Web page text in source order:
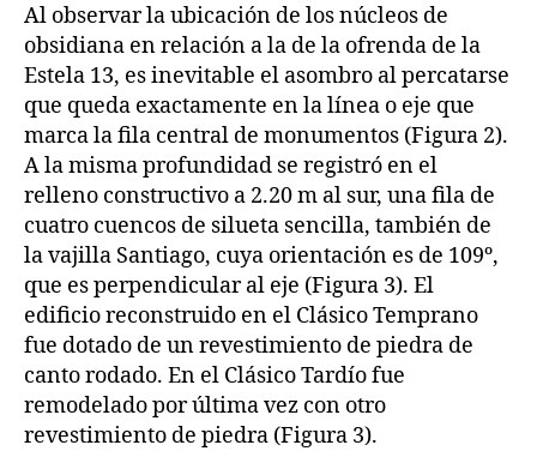
Al observar la ubicación de los núcleos de
obsidiana en relación a la de la ofrenda de la
Estela 13, es inevitable el asombro al percatarse
que queda exactamente en la línea o eje que
marca la fila central de monumentos (Figura 2).
A la misma profundidad se registró en el
relleno constructivo a 2.20 m al sur, una fila de
cuatro cuencos de silueta sencilla, también de
la vajilla Santiago, cuya orientación es de 109º,
que es perpendicular al eje (Figura 3). El
edificio reconstruido en el Clásico Temprano
fue dotado de un revestimiento de piedra de
canto rodado. En el Clásico Tardío fue
remodelado por última vez con otro
revestimiento de piedra (Figura 3).